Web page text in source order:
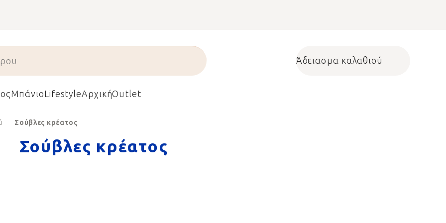
Shopping cart
Άδειασμα καλαθιού
ΜπάνιοLifestyleΑρχικήOutlet
Σούβλες κρέατος
Σούβλες κρέατος